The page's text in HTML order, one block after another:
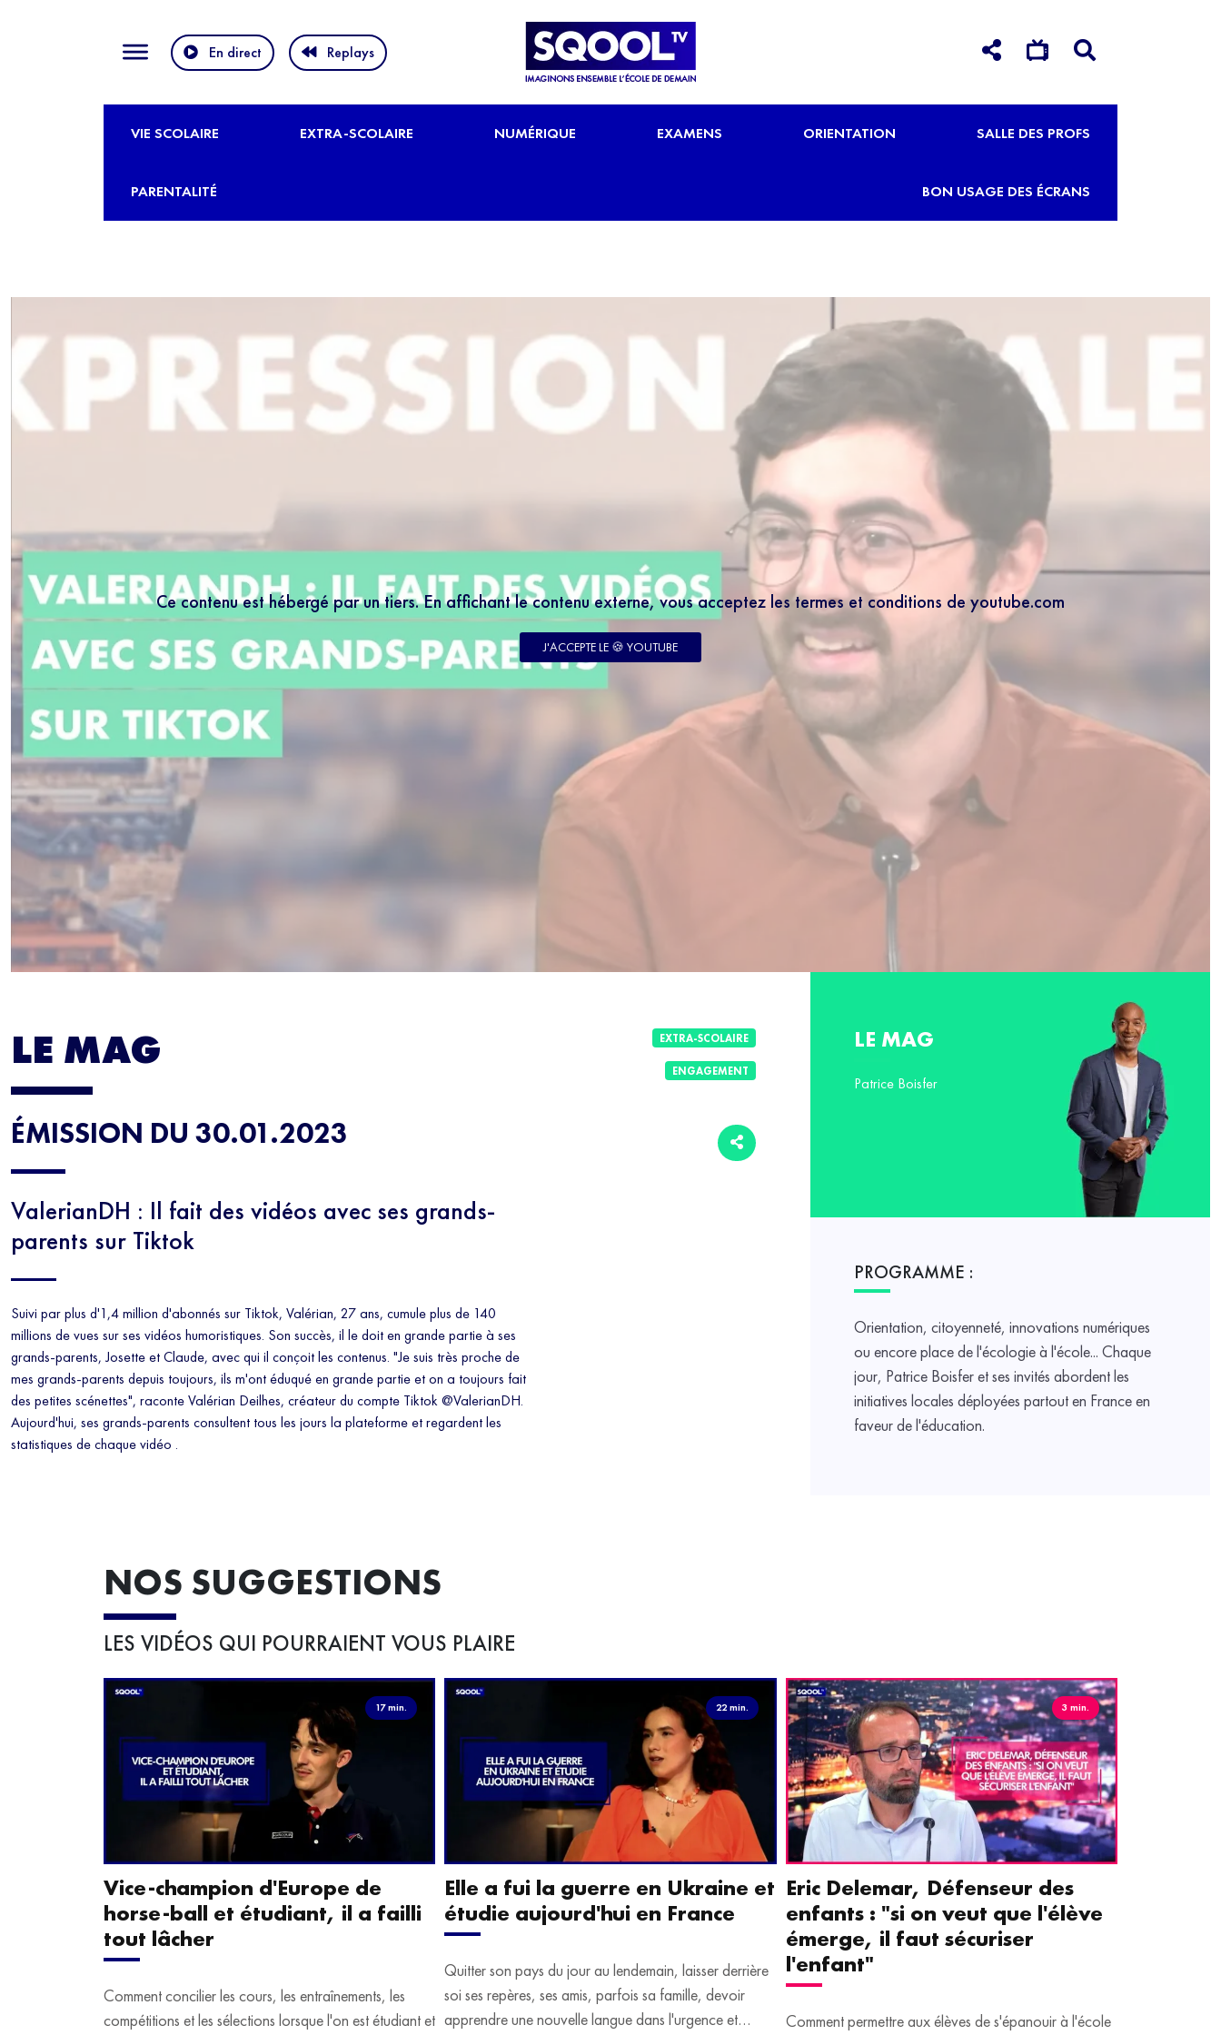
En direct Replays
VIE SCOLAIRE EXTRA-SCOLAIRE NUMÉRIQUE EXAMENS ORIENTATION SALLE DES PROFS
PARENTALITÉ BON USAGE DES ÉCRANS
Ce contenu est hébergé par un tiers. En affichant le contenu externe, vous acceptez les termes et conditions de youtube.com
J'ACCEPTE LE 🍪 YOUTUBE
LE MAG
ÉMISSION DU 30.01.2023
ValerianDH : Il fait des vidéos avec ses grands-
parents sur Tiktok
Suivi par plus d'1,4 million d'abonnés sur Tiktok, Valérian, 27 ans, cumule plus de 140
millions de vues sur ses vidéos humoristiques. Son succès, il le doit en grande partie à ses
grands-parents, Josette et Claude, avec qui il conçoit les contenus. "Je suis très proche de
mes grands-parents depuis toujours, ils m'ont éduqué en grande partie et on a toujours fait
des petites scénettes", raconte Valérian Deilhes, créateur du compte Tiktok @ValerianDH.
Aujourd'hui, ses grands-parents consultent tous les jours la plateforme et regardent les
statistiques de chaque vidéo .
EXTRA-SCOLAIRE
ENGAGEMENT
LE MAG
Patrice Boisfer
PROGRAMME :
Orientation, citoyenneté, innovations numériques
ou encore place de l'écologie à l'école... Chaque
jour, Patrice Boisfer et ses invités abordent les
initiatives locales déployées partout en France en
faveur de l'éducation.
NOS SUGGESTIONS
LES VIDÉOS QUI POURRAIENT VOUS PLAIRE
17 min.
Vice-champion d'Europe de
horse-ball et étudiant, il a failli
tout lâcher
Comment concilier les cours, les entraînements, les
compétitions et les sélections lorsque l'on est étudiant et
22 min.
Elle a fui la guerre en Ukraine et
étudie aujourd'hui en France
Quitter son pays du jour au lendemain, laisser derrière
soi ses repères, ses amis, parfois sa famille, devoir
apprendre une nouvelle langue dans l'urgence et
3 min.
Eric Delemar, Défenseur des
enfants : "si on veut que l'élève
émerge, il faut sécuriser
l'enfant"
Comment permettre aux élèves de s'épanouir à l'école
NEWSLETTER
Inscrivez-vous à notre newsletter 100% éducation et recevez tous
les mercredis le meilleur des programmes SQOOL TV en moins de
5 minutes.En renseignant votre email, vous acceptez de recevoir
connaissance de notre politique de confidentialité. Vous pouvez à tout
moment vous désabonner avec le bouton de désinscription qui figure en